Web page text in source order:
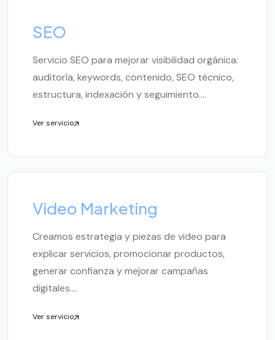
SEO
Servicio SEO para mejorar visibilidad orgánica:
auditoría, keywords, contenido, SEO técnico,
estructura, indexación y seguimiento....
Ver servicio
Video Marketing
Creamos estrategia y piezas de video para
explicar servicios, promocionar productos,
generar confianza y mejorar campañas
digitales....
Ver servicio